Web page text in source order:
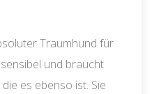
Traumhund für
und braucht
es ebenso ist. Sie